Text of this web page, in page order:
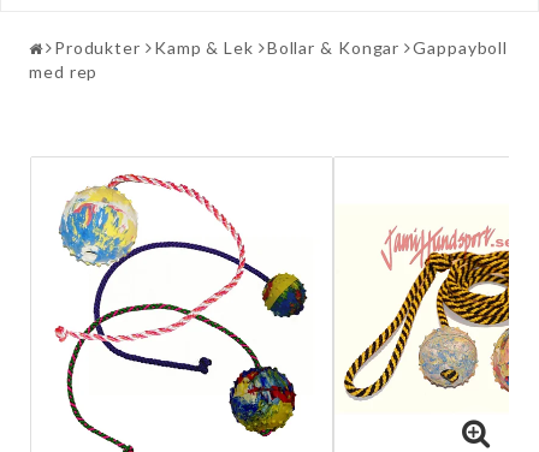
Produkter Kamp & Lek Bollar & Kongar
Gappayboll
med rep